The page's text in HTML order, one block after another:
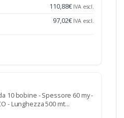
110,88€ IVA escl.
97,02€ IVA escl.
10 bobine - Spessore 60 my -
- Lunghezza 500 mt…